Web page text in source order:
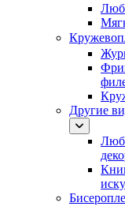
Другие